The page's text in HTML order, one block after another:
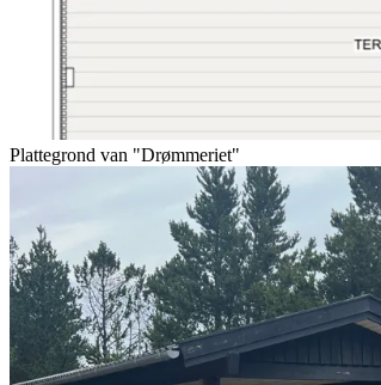
Plattegrond van "Drømmeriet"